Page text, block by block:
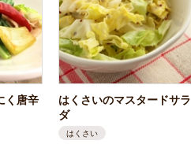
く唐辛
はくさいのマスタードサラ
ダ
はくさい